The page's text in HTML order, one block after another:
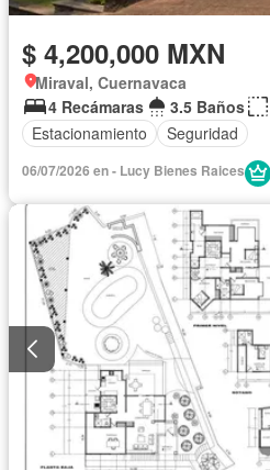
$ 4,200,000 MXN
Miraval, Cuernavaca
4 Recámaras
3.5 Baños
Estacionamiento
Seguridad
06/07/2026 en - Lucy Bienes Raices